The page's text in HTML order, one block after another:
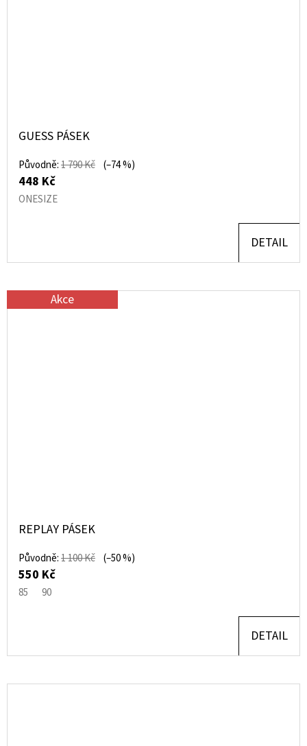
GUESS PÁSEK
Původně:1 790 Kč (–74 %)
448 Kč
ONESIZE
DETAIL
Akce
REPLAY PÁSEK
Původně:1 100 Kč (–50 %)
550 Kč
85 90
DETAIL